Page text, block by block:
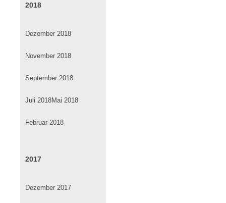
2018
Dezember 2018
November 2018
September 2018
Juli 2018Mai 2018
Februar 2018
2017
Dezember 2017